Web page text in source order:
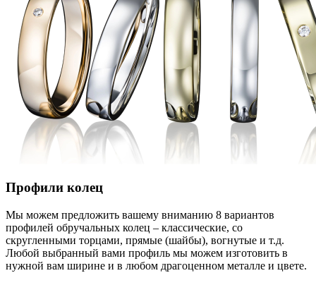
Профили колец
Мы можем предложить вашему вниманию 8 вариантов
профилей обручальных колец – классические, со
скругленными торцами, прямые (шайбы), вогнутые и т.д.
Любой выбранный вами профиль мы можем изготовить в
нужной вам ширине и в любом драгоценном металле и цвете.